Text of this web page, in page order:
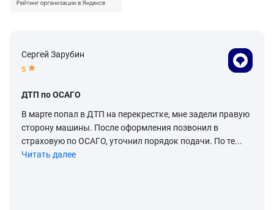
Сергей Зарубин
5
ДТП по ОСАГО
В марте попал в ДТП на перекрестке, мне задели правую
сторону машины. После оформления позвонил в
страховую по ОСАГО, уточнил порядок подачи. По те...
Читать далее